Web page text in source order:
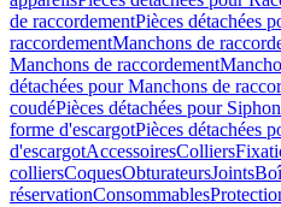
de raccordementPièces détachées
raccordementManchons de
Manchons de raccordement
détachées pour Manchons de
coudéPièces détachées pour
forme d'escargotPièces détachées
d'escargotAccessoiresColliers
colliersCoquesObturateursJoints
réservationConsommables